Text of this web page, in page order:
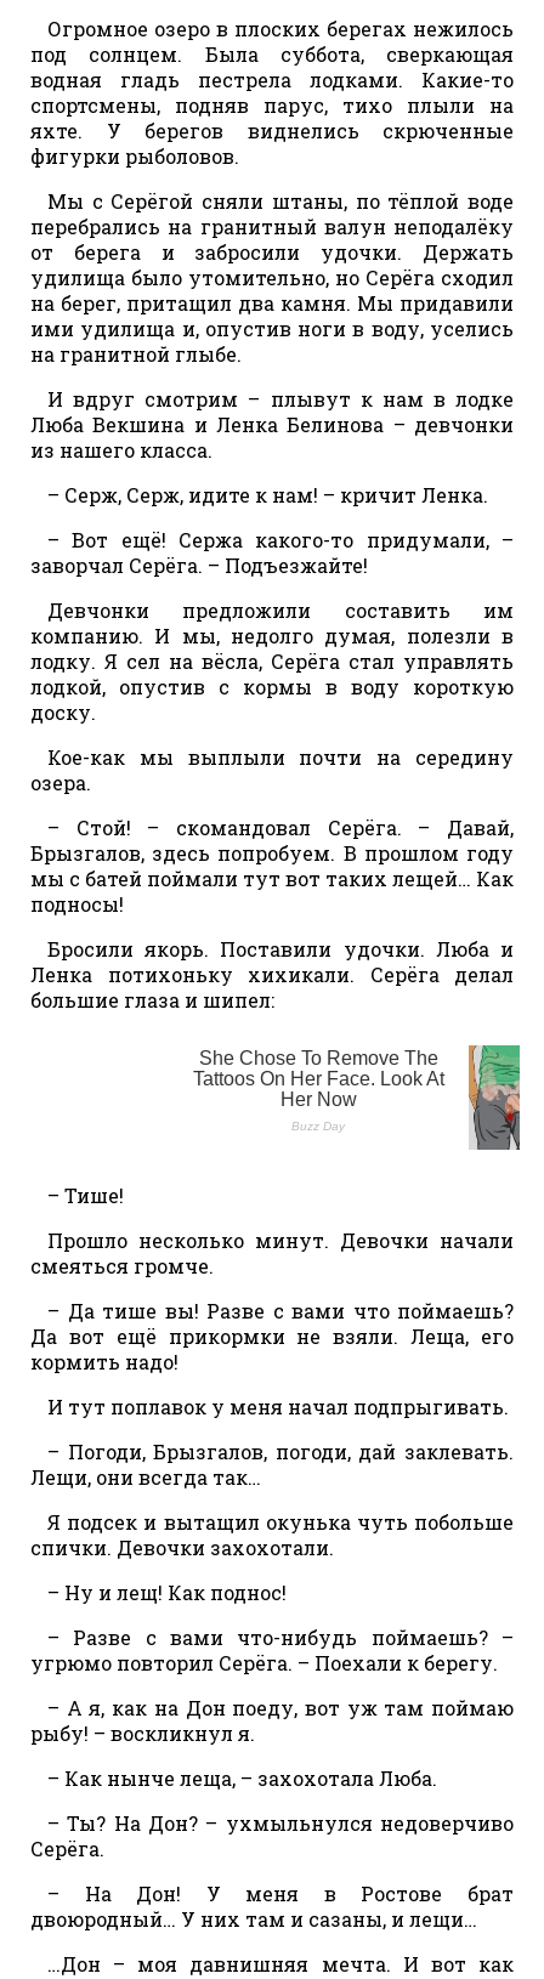
Огромное озеро в плоских берегах нежилось
под солнцем. Была суббота, сверкающая
водная гладь пестрела лодками. Какие-то
спортсмены, подняв парус, тихо плыли на
яхте. У берегов виднелись скрюченные
фигурки рыболовов.
Мы с Серёгой сняли штаны, по тёплой воде
перебрались на гранитный валун неподалёку
от берега и забросили удочки. Держать
удилища было утомительно, но Серёга сходил
на берег, притащил два камня. Мы придавили
ими удилища и, опустив ноги в воду, уселись
на гранитной глыбе.
И вдруг смотрим – плывут к нам в лодке
Люба Векшина и Ленка Белинова – девчонки
из нашего класса.
– Серж, Серж, идите к нам! – кричит Ленка.
– Вот ещё! Сержа какого-то придумали, –
заворчал Серёга. – Подъезжайте!
Девчонки предложили составить им
компанию. И мы, недолго думая, полезли в
лодку. Я сел на вёсла, Серёга стал управлять
лодкой, опустив с кормы в воду короткую
доску.
Кое-как мы выплыли почти на середину
озера.
– Стой! – скомандовал Серёга. – Давай,
Брызгалов, здесь попробуем. В прошлом году
мы с батей поймали тут вот таких лещей… Как
подносы!
Бросили якорь. Поставили удочки. Люба и
Ленка потихоньку хихикали. Серёга делал
большие глаза и шипел:
– Тише!
Прошло несколько минут. Девочки начали
смеяться громче.
– Да тише вы! Разве с вами что поймаешь?
Да вот ещё прикормки не взяли. Леща, его
кормить надо!
И тут поплавок у меня начал подпрыгивать.
– Погоди, Брызгалов, погоди, дай заклевать.
Лещи, они всегда так…
Я подсек и вытащил окунька чуть побольше
спички. Девочки захохотали.
– Ну и лещ! Как поднос!
– Разве с вами что-нибудь поймаешь? –
угрюмо повторил Серёга. – Поехали к берегу.
– А я, как на Дон поеду, вот уж там поймаю
рыбу! – воскликнул я.
– Как нынче леща, – захохотала Люба.
– Ты? На Дон? – ухмыльнулся недоверчиво
Серёга.
– На Дон! У меня в Ростове брат
двоюродный… У них там и сазаны, и лещи…
…Дон – моя давнишняя мечта. И вот как